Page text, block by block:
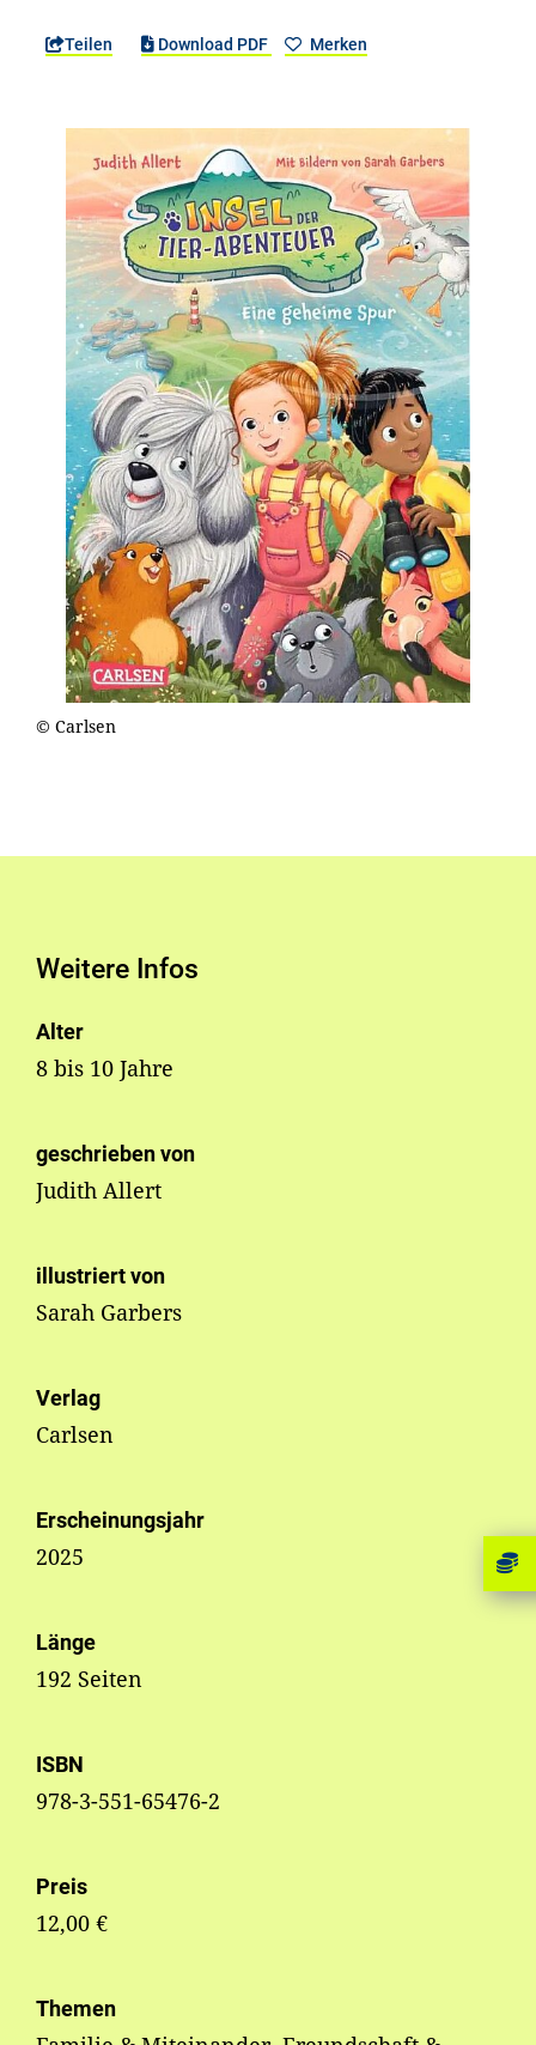
Teilen Download PDF Merken
© Carlsen
Weitere Infos
Alter
8 bis 10 Jahre
geschrieben von
Judith Allert
illustriert von
Sarah Garbers
Verlag
Carlsen
Erscheinungsjahr
2025
Länge
192 Seiten
ISBN
978-3-551-65476-2
Preis
12,00 €
Themen